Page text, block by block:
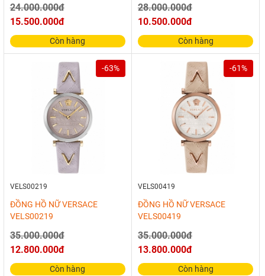
24.000.000đ
15.500.000đ
Còn hàng
28.000.000đ
10.500.000đ
Còn hàng
-63%
VELS00219
ĐỒNG HỒ NỮ VERSACE
VELS00219
35.000.000đ
12.800.000đ
Còn hàng
-61%
VELS00419
ĐỒNG HỒ NỮ VERSACE
VELS00419
35.000.000đ
13.800.000đ
Còn hàng